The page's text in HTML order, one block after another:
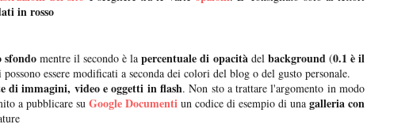
in rosso
mentre il secondo è lapercentuale di opacitàdelbackground(0.1 è il
essere modificati a seconda dei colori del blog o del gusto personale.
di immagini, video e oggetti in flash. Non sto a trattare l'argomento in modo
a pubblicare su Google Documenti un codice di esempio di una galleria con